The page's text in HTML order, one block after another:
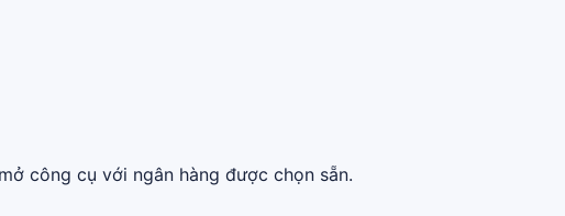
công cụ với ngân hàng được chọn sẵn.